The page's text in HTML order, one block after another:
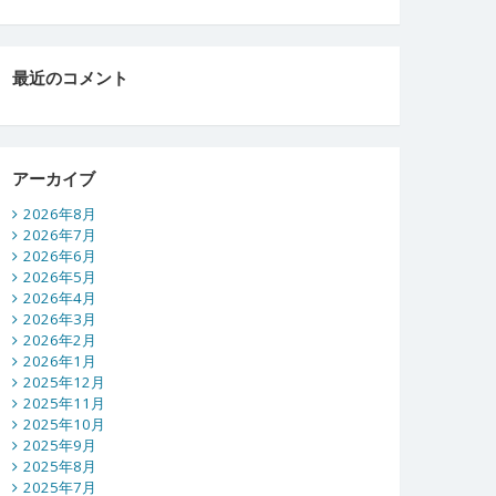
最近のコメント
アーカイブ
2026年8月
2026年7月
2026年6月
2026年5月
2026年4月
2026年3月
2026年2月
2026年1月
2025年12月
2025年11月
2025年10月
2025年9月
2025年8月
2025年7月